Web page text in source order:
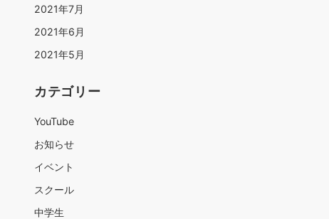
2021年7月
2021年6月
2021年5月
カテゴリー
YouTube
お知らせ
イベント
スクール
中学生